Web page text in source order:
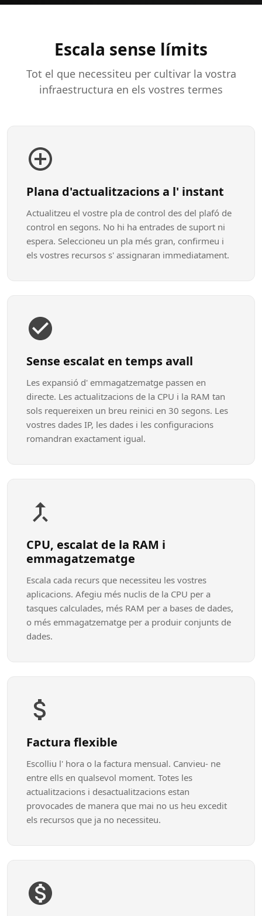
Escala sense límits
Tot el que necessiteu per cultivar la vostra
infraestructura en els vostres termes
Plana d'actualitzacions a l' instant
Actualitzeu el vostre pla de control des del plafó de
control en segons. No hi ha entrades de suport ni
espera. Seleccioneu un pla més gran, confirmeu i
els vostres recursos s' assignaran immediatament.
Sense escalat en temps avall
Les expansió d' emmagatzematge passen en
directe. Les actualitzacions de la CPU i la RAM tan
sols requereixen un breu reinici en 30 segons. Les
vostres dades IP, les dades i les configuracions
romandran exactament igual.
CPU, escalat de la RAM i
emmagatzematge
Escala cada recurs que necessiteu les vostres
aplicacions. Afegiu més nuclis de la CPU per a
tasques calculades, més RAM per a bases de dades,
o més emmagatzematge per a produir conjunts de
dades.
Factura flexible
Escolliu l' hora o la factura mensual. Canvieu- ne
entre ells en qualsevol moment. Totes les
actualitzacions i desactualitzacions estan
provocades de manera que mai no us heu excedit
els recursos que ja no necessiteu.